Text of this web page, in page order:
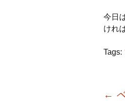
今日
けれ
Tags:
←